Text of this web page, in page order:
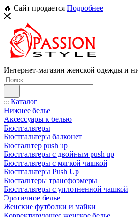
🔥 Сайт продается Подробнее
Интернет-магазин женской одежды и
Каталог
Нижнее белье
Аксессуары к белью
Бюстгальтеры
Бюстгальтеры балконет
Бюсгальтер push up
Бюстгальтеры с двойным push up
Бюстгальтеры с мягкой чашкой
Бюстгальтеры Push Up
Бюстальтеры трансформеры
Бюстгальтеры с уплотненной чашкой
Эротичное белье
Женские футболки и майки
Корректирующее женское белье